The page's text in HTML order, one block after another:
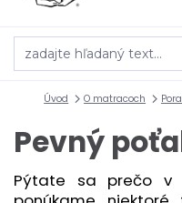
Úvod O matracoch
Pevný
Pýtate sa prečo v